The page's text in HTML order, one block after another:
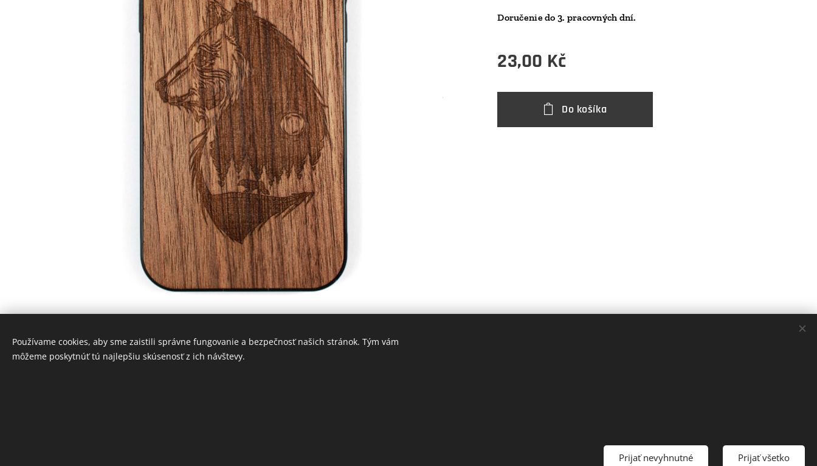
Doručenie do 3. pracovných dní.
23,00 Kč
Do košíka
Používame cookies, aby sme zaistili správne fungovanie a bezpečnosť našich stránok. Tým vám
môžeme poskytnúť tú najlepšiu skúsenosť z ich návštevy.
Prijať nevyhnutné Prijať všetko